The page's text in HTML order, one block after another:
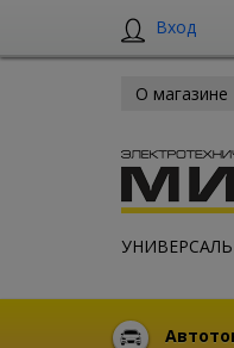
Вход
О магазине